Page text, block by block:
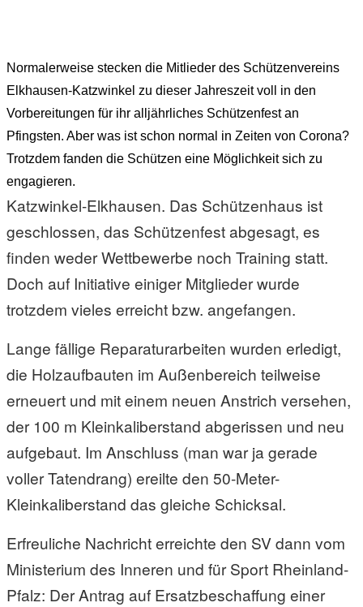
Normalerweise stecken die Mitlieder des Schützenvereins
Elkhausen-Katzwinkel zu dieser Jahreszeit voll in den
Vorbereitungen für ihr alljährliches Schützenfest an
Pfingsten. Aber was ist schon normal in Zeiten von Corona?
Trotzdem fanden die Schützen eine Möglichkeit sich zu
engagieren.
Katzwinkel-Elkhausen. Das Schützenhaus ist
geschlossen, das Schützenfest abgesagt, es
finden weder Wettbewerbe noch Training statt.
Doch auf Initiative einiger Mitglieder wurde
trotzdem vieles erreicht bzw. angefangen.
Lange fällige Reparaturarbeiten wurden erledigt,
die Holzaufbauten im Außenbereich teilweise
erneuert und mit einem neuen Anstrich versehen,
der 100 m Kleinkaliberstand abgerissen und neu
aufgebaut. Im Anschluss (man war ja gerade
voller Tatendrang) ereilte den 50-Meter-
Kleinkaliberstand das gleiche Schicksal.
Erfreuliche Nachricht erreichte den SV dann vom
Ministerium des Inneren und für Sport Rheinland-
Pfalz: Der Antrag auf Ersatzbeschaffung einer